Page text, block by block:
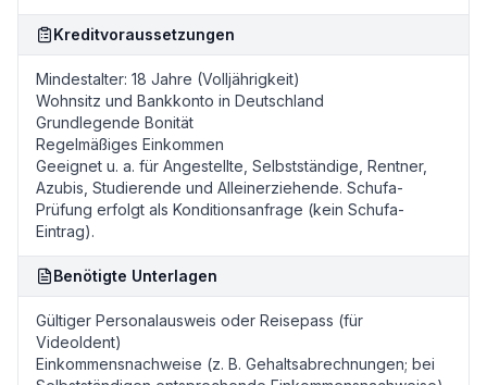
Kreditvoraussetzungen
Mindestalter: 18 Jahre (Volljährigkeit)
Wohnsitz und Bankkonto in Deutschland
Grundlegende Bonität
Regelmäßiges Einkommen
Geeignet u. a. für Angestellte, Selbstständige, Rentner,
Azubis, Studierende und Alleinerziehende. Schufa-
Prüfung erfolgt als Konditionsanfrage (kein Schufa-
Eintrag).
Benötigte Unterlagen
Gültiger Personalausweis oder Reisepass (für
VideoIdent)
Einkommensnachweise (z. B. Gehaltsabrechnungen; bei